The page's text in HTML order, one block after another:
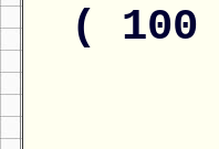
(